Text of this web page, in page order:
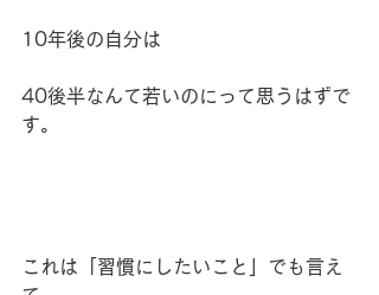
10年後の自分は
40後半なんて若いのにって思うはずで
す。
これは「習慣にしたいこと」でも言え